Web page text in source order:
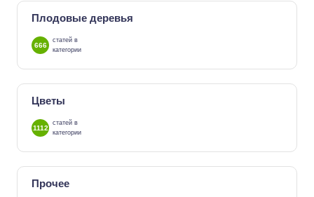
Плодовые деревья
666
статей в
категории
Цветы
1112
статей в
категории
Прочее